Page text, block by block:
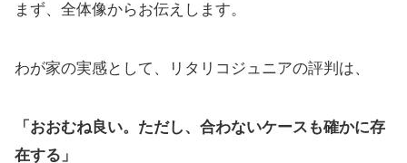
まず、全体像からお伝えします。
わが家の実感として、リタリコジュニアの評判は、
「おおむね良い。ただし、合わないケースも確かに存
在する」